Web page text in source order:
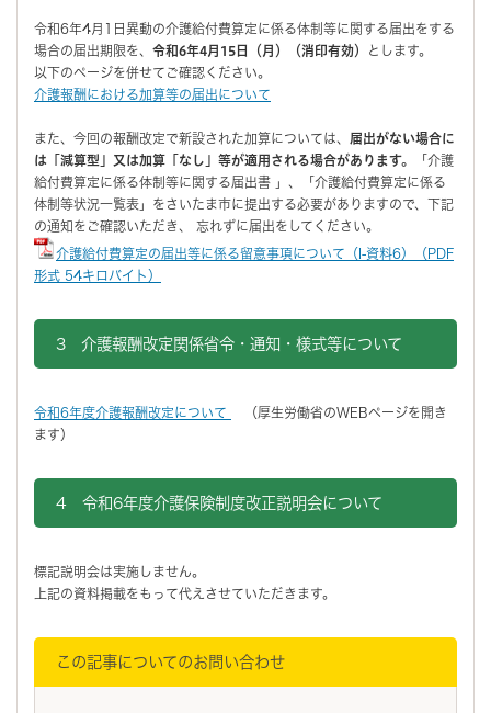
令和6年4月1日異動の介護給付費算定に係る体制等に関する届出をする
場合の届出期限を、 令和6年4月15日（月）（消印有効）
とします。
以下のページを併せてご確認ください。
介護報酬における加算等の届出について
また、今回の報酬改定で新設された加算については、 届出がない場合に
は「減算型」又は加算「なし」等が適用される場合があります。
「介護
給付費算定に係る体制等に関する届出書 」、「介護給付費算定に係る
体制等状況一覧表」をさいたま市に提出する必要がありますので、下記
の通知をご確認いただき、 忘れずに届出をしてください。
介護給付費算定の届出等に係る留意事項について（I-資料6）（PDF
形式 54キロバイト）
3 介護報酬改定関係省令・通知・様式等について
令和6年度介護報酬改定について
（厚生労働省のWEBページを開き
ます）
4 令和6年度介護保険制度改正説明会について
標記説明会は実施しません。
上記の資料掲載をもって代えさせていただきます。
この記事についてのお問い合わせ